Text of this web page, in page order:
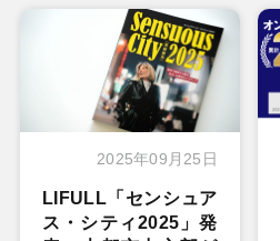
2025年09月25日
LIFULL「センシュア
ス・シティ2025」発